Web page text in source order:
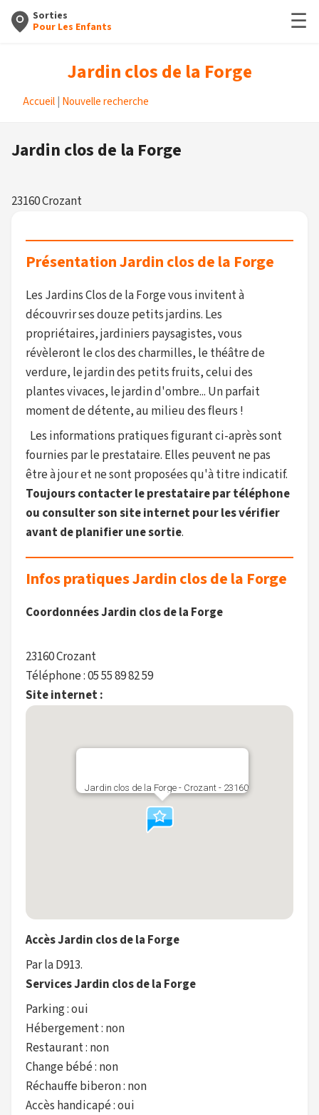
Sorties
Pour Les Enfants
☰
Jardin clos de la Forge
Accueil Nouvelle recherche
Jardin clos de la Forge
23160 Crozant
Présentation Jardin clos de la Forge
Les Jardins Clos de la Forge vous invitent à
découvrir ses douze petits jardins. Les
propriétaires, jardiniers paysagistes, vous
révèleront le clos des charmilles, le théâtre de
verdure, le jardin des petits fruits, celui des
plantes vivaces, le jardin d'ombre... Un parfait
moment de détente, au milieu des fleurs !
Les informations pratiques figurant ci-après sont
fournies par le prestataire. Elles peuvent ne pas
être à jour et ne sont proposées qu'à titre indicatif.
Toujours contacter le prestataire par téléphone
ou consulter son site internet pour les vérifier
avant de planifier une sortie.
Infos pratiques Jardin clos de la Forge
Coordonnées Jardin clos de la Forge
23160 Crozant
Téléphone : 05 55 89 82 59
Site internet :
Jardin clos de la Forge - Crozant - 23160
Accès Jardin clos de la Forge
Par la D913.
Services Jardin clos de la Forge
Parking : oui
Hébergement : non
Restaurant : non
Change bébé : non
Réchauffe biberon : non
Accès handicapé : oui